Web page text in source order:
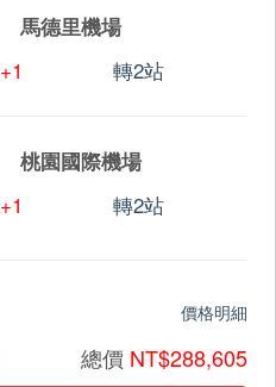
馬德里機場
+1 轉2站
桃園國際機場
+1 轉2站
價格明細
總價 NT$288,605